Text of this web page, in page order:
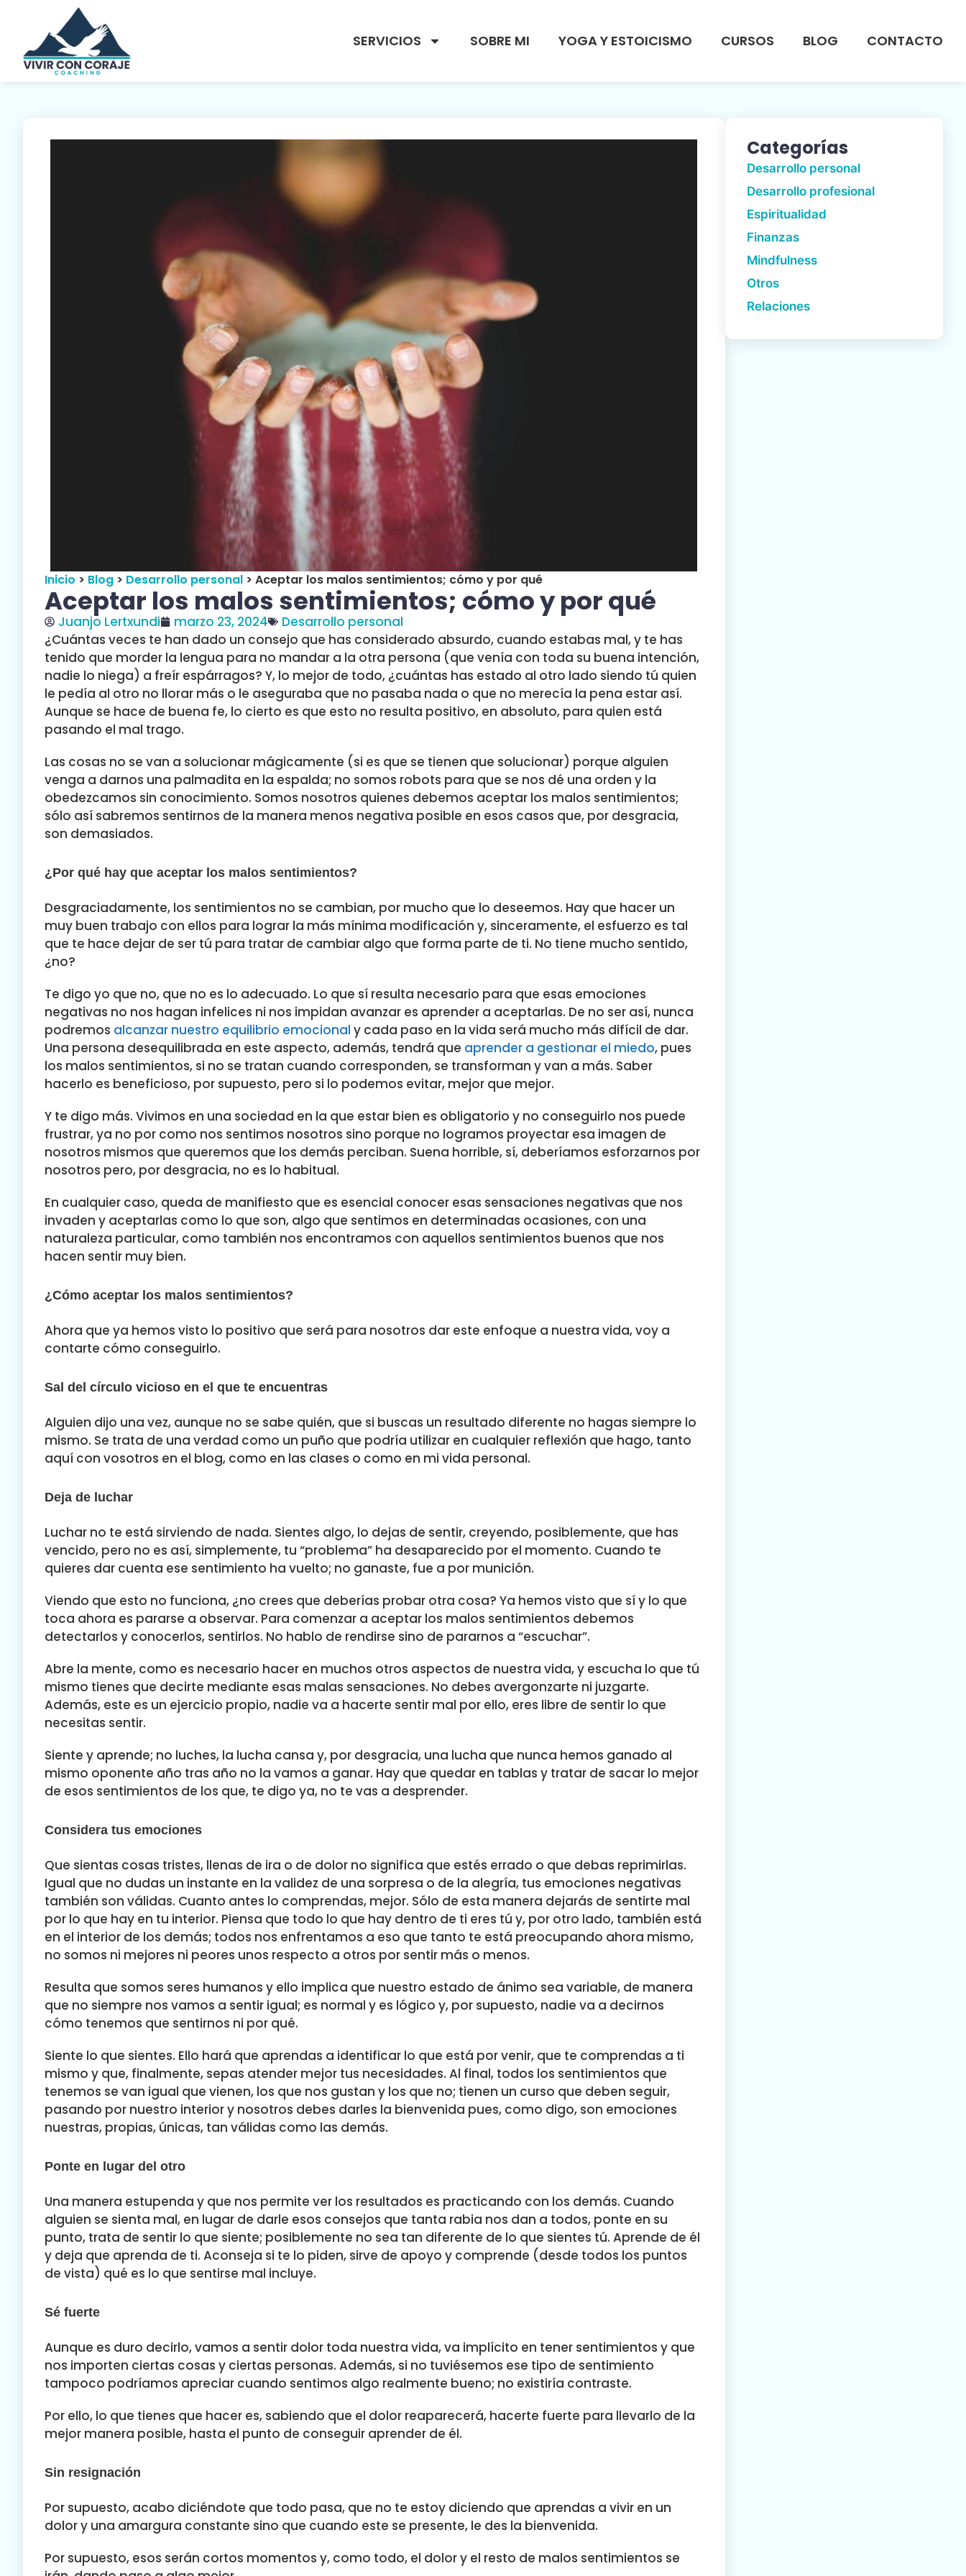
SERVICIOS SOBRE MI YOGA Y ESTOICISMO CURSOS BLOG CONTACTO
Inicio > Blog > Desarrollo personal > Aceptar los malos sentimientos; cómo y por qué
Aceptar los malos sentimientos; cómo y por qué
Juanjo Lertxundi marzo 23, 2024
Desarrollo personal
¿Cuántas veces te han dado un consejo que has considerado absurdo, cuando estabas mal, y te has
tenido que morder la lengua para no mandar a la otra persona (que venía con toda su buena intención,
nadie lo niega) a freír espárragos? Y, lo mejor de todo, ¿cuántas has estado al otro lado siendo tú quien
le pedía al otro no llorar más o le aseguraba que no pasaba nada o que no merecía la pena estar así.
Aunque se hace de buena fe, lo cierto es que esto no resulta positivo, en absoluto, para quien está
pasando el mal trago.
Las cosas no se van a solucionar mágicamente (si es que se tienen que solucionar) porque alguien
venga a darnos una palmadita en la espalda; no somos robots para que se nos dé una orden y la
obedezcamos sin conocimiento. Somos nosotros quienes debemos aceptar los malos sentimientos;
sólo así sabremos sentirnos de la manera menos negativa posible en esos casos que, por desgracia,
son demasiados.
¿Por qué hay que aceptar los malos sentimientos?
Desgraciadamente, los sentimientos no se cambian, por mucho que lo deseemos. Hay que hacer un
muy buen trabajo con ellos para lograr la más mínima modificación y, sinceramente, el esfuerzo es tal
que te hace dejar de ser tú para tratar de cambiar algo que forma parte de ti. No tiene mucho sentido,
¿no?
Te digo yo que no, que no es lo adecuado. Lo que sí resulta necesario para que esas emociones
negativas no nos hagan infelices ni nos impidan avanzar es aprender a aceptarlas. De no ser así, nunca
podremos alcanzar nuestro equilibrio emocional y cada paso en la vida será mucho más difícil de dar.
Una persona desequilibrada en este aspecto, además, tendrá que aprender a gestionar el miedo, pues
los malos sentimientos, si no se tratan cuando corresponden, se transforman y van a más. Saber
hacerlo es beneficioso, por supuesto, pero si lo podemos evitar, mejor que mejor.
Y te digo más. Vivimos en una sociedad en la que estar bien es obligatorio y no conseguirlo nos puede
frustrar, ya no por como nos sentimos nosotros sino porque no logramos proyectar esa imagen de
nosotros mismos que queremos que los demás perciban. Suena horrible, sí, deberíamos esforzarnos por
nosotros pero, por desgracia, no es lo habitual.
En cualquier caso, queda de manifiesto que es esencial conocer esas sensaciones negativas que nos
invaden y aceptarlas como lo que son, algo que sentimos en determinadas ocasiones, con una
naturaleza particular, como también nos encontramos con aquellos sentimientos buenos que nos
hacen sentir muy bien.
¿Cómo aceptar los malos sentimientos?
Ahora que ya hemos visto lo positivo que será para nosotros dar este enfoque a nuestra vida, voy a
contarte cómo conseguirlo.
Sal del círculo vicioso en el que te encuentras
Alguien dijo una vez, aunque no se sabe quién, que si buscas un resultado diferente no hagas siempre lo
mismo. Se trata de una verdad como un puño que podría utilizar en cualquier reflexión que hago, tanto
aquí con vosotros en el blog, como en las clases o como en mi vida personal.
Deja de luchar
Luchar no te está sirviendo de nada. Sientes algo, lo dejas de sentir, creyendo, posiblemente, que has
vencido, pero no es así, simplemente, tu “problema” ha desaparecido por el momento. Cuando te
quieres dar cuenta ese sentimiento ha vuelto; no ganaste, fue a por munición.
Viendo que esto no funciona, ¿no crees que deberías probar otra cosa? Ya hemos visto que sí y lo que
toca ahora es pararse a observar. Para comenzar a aceptar los malos sentimientos debemos
detectarlos y conocerlos, sentirlos. No hablo de rendirse sino de pararnos a “escuchar”.
Abre la mente, como es necesario hacer en muchos otros aspectos de nuestra vida, y escucha lo que tú
mismo tienes que decirte mediante esas malas sensaciones. No debes avergonzarte ni juzgarte.
Además, este es un ejercicio propio, nadie va a hacerte sentir mal por ello, eres libre de sentir lo que
necesitas sentir.
Siente y aprende; no luches, la lucha cansa y, por desgracia, una lucha que nunca hemos ganado al
mismo oponente año tras año no la vamos a ganar. Hay que quedar en tablas y tratar de sacar lo mejor
de esos sentimientos de los que, te digo ya, no te vas a desprender.
Considera tus emociones
Que sientas cosas tristes, llenas de ira o de dolor no significa que estés errado o que debas reprimirlas.
Igual que no dudas un instante en la validez de una sorpresa o de la alegría, tus emociones negativas
también son válidas. Cuanto antes lo comprendas, mejor. Sólo de esta manera dejarás de sentirte mal
por lo que hay en tu interior. Piensa que todo lo que hay dentro de ti eres tú y, por otro lado, también está
en el interior de los demás; todos nos enfrentamos a eso que tanto te está preocupando ahora mismo,
no somos ni mejores ni peores unos respecto a otros por sentir más o menos.
Resulta que somos seres humanos y ello implica que nuestro estado de ánimo sea variable, de manera
que no siempre nos vamos a sentir igual; es normal y es lógico y, por supuesto, nadie va a decirnos
cómo tenemos que sentirnos ni por qué.
Siente lo que sientes. Ello hará que aprendas a identificar lo que está por venir, que te comprendas a ti
mismo y que, finalmente, sepas atender mejor tus necesidades. Al final, todos los sentimientos que
tenemos se van igual que vienen, los que nos gustan y los que no; tienen un curso que deben seguir,
pasando por nuestro interior y nosotros debes darles la bienvenida pues, como digo, son emociones
nuestras, propias, únicas, tan válidas como las demás.
Ponte en lugar del otro
Una manera estupenda y que nos permite ver los resultados es practicando con los demás. Cuando
alguien se sienta mal, en lugar de darle esos consejos que tanta rabia nos dan a todos, ponte en su
punto, trata de sentir lo que siente; posiblemente no sea tan diferente de lo que sientes tú. Aprende de él
y deja que aprenda de ti. Aconseja si te lo piden, sirve de apoyo y comprende (desde todos los puntos
de vista) qué es lo que sentirse mal incluye.
Sé fuerte
Aunque es duro decirlo, vamos a sentir dolor toda nuestra vida, va implícito en tener sentimientos y que
nos importen ciertas cosas y ciertas personas. Además, si no tuviésemos ese tipo de sentimiento
tampoco podríamos apreciar cuando sentimos algo realmente bueno; no existiría contraste.
Por ello, lo que tienes que hacer es, sabiendo que el dolor reaparecerá, hacerte fuerte para llevarlo de la
mejor manera posible, hasta el punto de conseguir aprender de él.
Sin resignación
Por supuesto, acabo diciéndote que todo pasa, que no te estoy diciendo que aprendas a vivir en un
dolor y una amargura constante sino que cuando este se presente, le des la bienvenida.
Por supuesto, esos serán cortos momentos y, como todo, el dolor y el resto de malos sentimientos se
Categorías
Desarrollo personal
Desarrollo profesional
Espiritualidad
Finanzas
Mindfulness
Otros
Relaciones